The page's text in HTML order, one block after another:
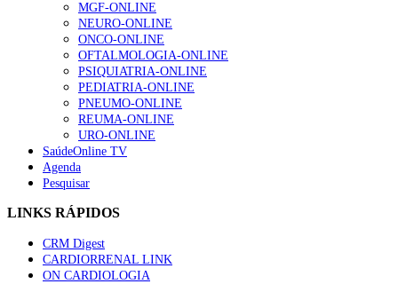
“Os programas de rastreio do cancro do pulmão são
custo-efetivos e representam um investimento
sustentável para os sistemas de saúde”
88 visualizações
Quase quatro em cada dez doentes com enfarte
apresentavam níveis elevados de Lp(a), revela estudo
86 visualizações
mama triplo negativo metastático em doentes não
elegíveis para inibidores PD-(L)1
61 visualizações
MGF-ONLINE
NEURO-ONLINE
ONCO-ONLINE
OFTALMOLOGIA-ONLINE
PSIQUIATRIA-ONLINE
PEDIATRIA-ONLINE
PNEUMO-ONLINE
REUMA-ONLINE
URO-ONLINE
SaúdeOnline TV
Agenda
Pesquisar
LINKS RÁPIDOS
CRM Digest
CARDIORRENAL LINK
ON CARDIOLOGIA